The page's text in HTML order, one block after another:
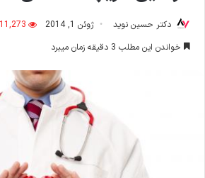
دکتر حسین نوید ژوئن 1, 2014
11,273
خواندن این مطلب 3 دقیقه زمان میبرد